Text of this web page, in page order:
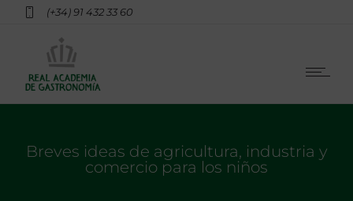
(+34) 91 432 33 60
Breves ideas de agricultura, industria y
comercio para los niños